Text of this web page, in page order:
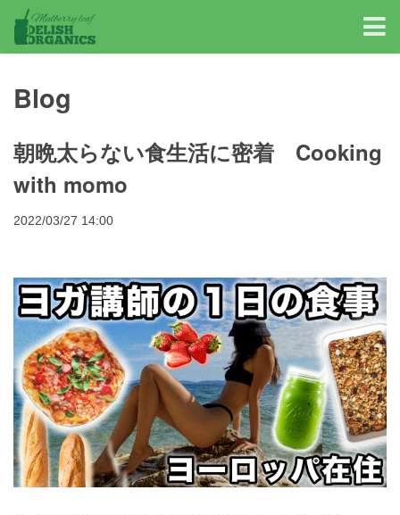
Blog
朝晩太らない食生活に密着 Cooking
with momo
2022/03/27 14:00